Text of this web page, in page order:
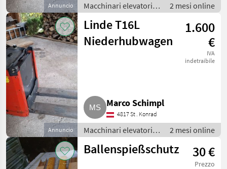
Annuncio
Macchinari elevatori e
per magazzino /
Carrello elevatore
2 mesi online
Annuncio
Linde T16L
Niederhubwagen
1.600
€
IVA
indetraibile
Marco Schimpl
4817 St . Konrad
Macchinari elevatori e
per magazzino /
Carrello elevatore
2 mesi online
Ballenspießschutz 30 €
Prezzo